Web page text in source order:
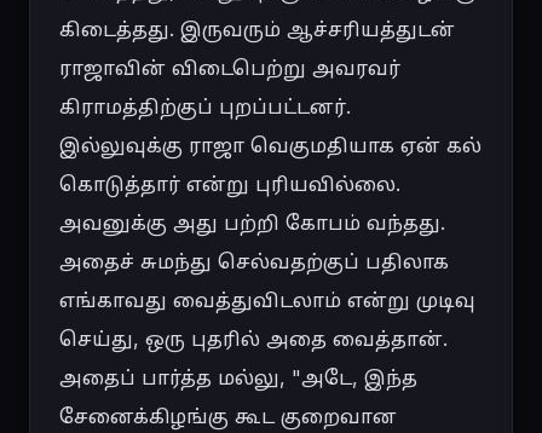
கிடைத்தது. இருவரும் ஆச்சரியத்துடன்
ராஜாவின் விடைபெற்று அவரவர்
கிராமத்திற்குப் புறப்பட்டனர்.
இல்லுவுக்கு ராஜா வெகுமதியாக ஏன் கல்
கொடுத்தார் என்று புரியவில்லை.
அவனுக்கு அது பற்றி கோபம் வந்தது.
அதைச் சுமந்து செல்வதற்குப் பதிலாக
எங்காவது வைத்துவிடலாம் என்று முடிவு
செய்து, ஒரு புதரில் அதை வைத்தான்.
அதைப் பார்த்த மல்லு, "அடே, இந்த
சேனைக்கிழங்கு கூட குறைவான